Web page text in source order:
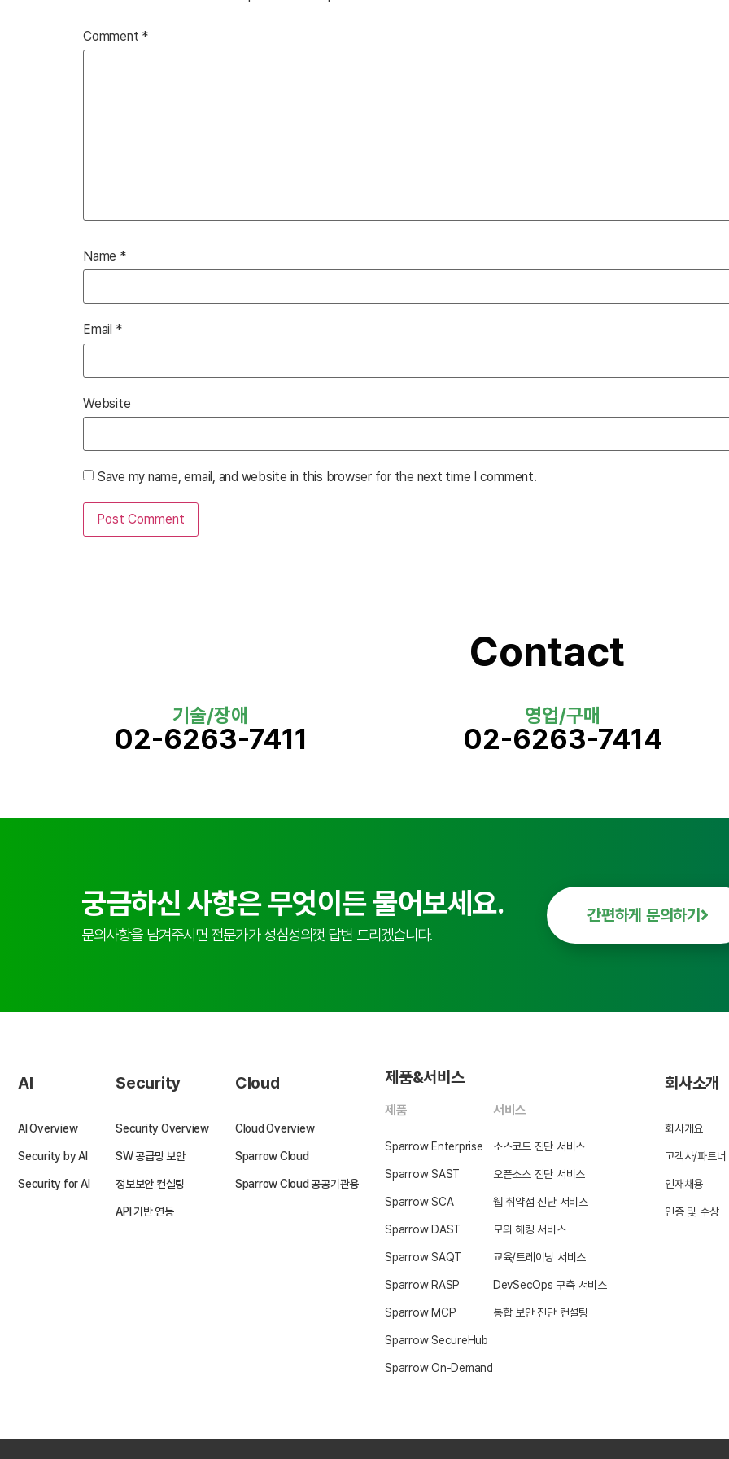
Comment *
Name *
Email *
Website
Save my name, email, and website in this browser for the next time I comment.
Contact
기술/장애
02-6263-7411
영업/구매
02-6263-7414
궁금하신 사항은 무엇이든 물어보세요.
문의사항을 남겨주시면 전문가가 성심성의껏 답변 드리겠습니다.
간편하게 문의하기
AI
AI Overview
Security by AI
Security for AI
Security
Security Overview
SW 공급망 보안
정보보안 컨설팅
API 기반 연동
Cloud
Cloud Overview
Sparrow Cloud
Sparrow Cloud 공공기관용
제품&서비스
제품
Sparrow Enterprise
Sparrow SAST
Sparrow SCA
Sparrow DAST
Sparrow SAQT
Sparrow RASP
Sparrow MCP
Sparrow SecureHub
Sparrow On-Demand
서비스
소스코드 진단 서비스
오픈소스 진단 서비스
웹 취약점 진단 서비스
모의 해킹 서비스
교육/트레이닝 서비스
DevSecOps 구축 서비스
통합 보안 진단 컨설팅
회사소개
회사개요
고객사/파트너
인재채용
인증 및 수상